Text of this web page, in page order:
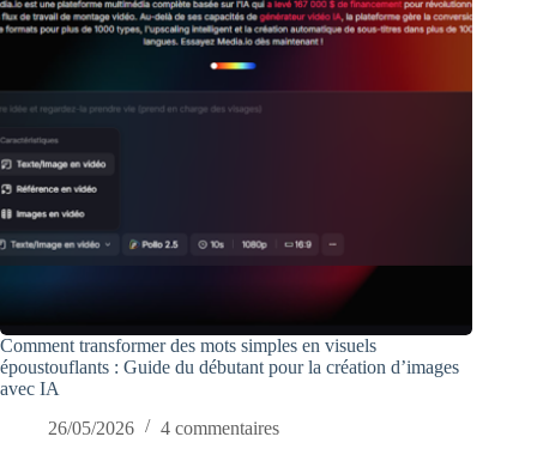
Comment transformer des mots simples en visuels
époustouflants : Guide du débutant pour la création d’images
avec IA
26/05/2026
4 commentaires